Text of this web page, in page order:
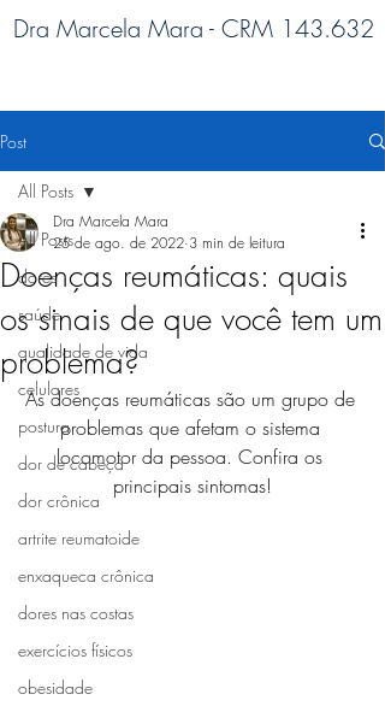
Dra Marcela Mara - CRM 143.632
Post
All Posts
dores
saúde
qualidade de vida
celulares
postura
dor de cabeça
dor crônica
artrite reumatoide
enxaqueca crônica
dores nas costas
exercícios físicos
obesidade
All Posts
Doenças reumáticas: quais
os sinais de que você tem um
problema?
Dra Marcela Mara
25 de ago. de 2022 3 min de leitura
As doenças reumáticas são um grupo de
problemas que afetam o sistema
locomotor da pessoa. Confira os
principais sintomas!